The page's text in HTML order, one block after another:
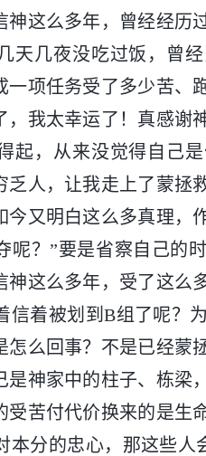
这么多年，曾经经历
天几夜没吃过饭，曾
一项任务受了多少苦、
，我太幸运了！真感谢
起，从来没觉得自己
乏人，让我走上了蒙拯
今又明白这么多真理，
呢？”要是省察自己的
神这么多年，受了这么
信着被划到B组了呢？
怎么回事？不是已经蒙
是神家中的柱子、栋梁
受苦付代价换来的是生
本分的忠心，那这些人